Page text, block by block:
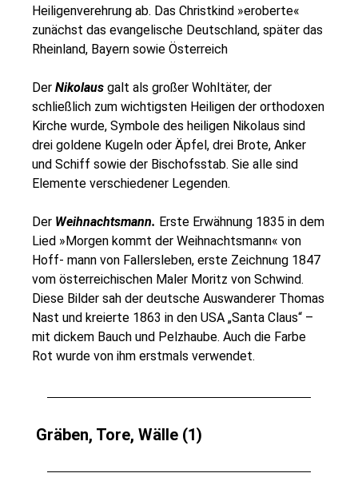
Heiligenverehrung ab. Das Christkind »eroberte«
zunächst das evangelische Deutschland, später das
Rheinland, Bayern sowie Österreich
Der Nikolaus galt als großer Wohltäter, der
schließlich zum wichtigsten Heiligen der orthodoxen
Kirche wurde, Symbole des heiligen Nikolaus sind
drei goldene Kugeln oder Äpfel, drei Brote, Anker
und Schiff sowie der Bischofsstab. Sie alle sind
Elemente verschiedener Legenden.
Der Weihnachtsmann. Erste Erwähnung 1835 in dem
Lied »Morgen kommt der Weihnachtsmann« von
Hoff- mann von Fallersleben, erste Zeichnung 1847
vom österreichischen Maler Moritz von Schwind.
Diese Bilder sah der deutsche Auswanderer Thomas
Nast und kreierte 1863 in den USA „Santa Claus“ –
mit dickem Bauch und Pelzhaube. Auch die Farbe
Rot wurde von ihm erstmals verwendet.
Gräben, Tore, Wälle (1)